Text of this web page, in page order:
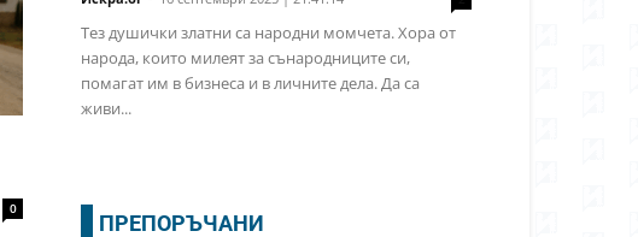
0
Тез душички златни са народни момчета. Хора от
народа, които милеят за сънародниците си,
помагат им в бизнеса и в личните дела. Да са
живи...
ПРЕПОРЪЧАНИ